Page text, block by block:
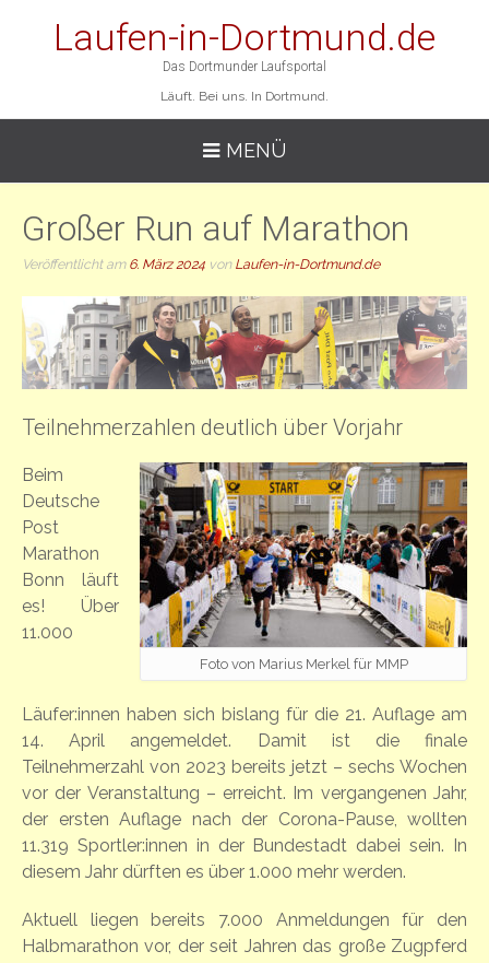
Laufen-in-Dortmund.de
Das Dortmunder Laufsportal
Läuft. Bei uns. In Dortmund.
MENÜ
Großer Run auf Marathon
Veröffentlicht am 6. März 2024 von Laufen-in-Dortmund.de
Teilnehmerzahlen deutlich über Vorjahr
Foto von Marius Merkel für MMP
Beim
Deutsche
Post
Marathon
Bonn läuft
es! Über
11.000
Läufer:innen haben sich bislang für die 21. Auflage am
14. April angemeldet. Damit ist die finale
Teilnehmerzahl von 2023 bereits jetzt – sechs Wochen
vor der Veranstaltung – erreicht. Im vergangenen Jahr,
der ersten Auflage nach der Corona-Pause, wollten
11.319 Sportler:innen in der Bundestadt dabei sein. In
diesem Jahr dürften es über 1.000 mehr werden.
Aktuell liegen bereits 7.000 Anmeldungen für den
Halbmarathon vor, der seit Jahren das große Zugpferd